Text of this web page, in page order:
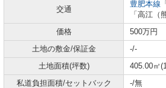
交通
豊肥本線 「
「高江
価格
500万円
土地の敷金/保証金
-/-
土地面積(坪数)
405.00㎡
私道負担面積/セットバック
-/無